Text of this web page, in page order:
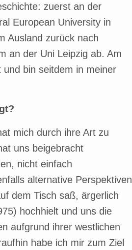
zuerst an der
European University in
Ausland zurück nach
an der Uni Leipzig ab. Am
bin seitdem in meiner
mich durch ihre Art zu
uns beigebracht
nicht einfach
alternative Perspektiven
dem Tisch saß, ärgerlich
hochhielt und uns die
aufgrund ihrer westlichen
habe ich mir zum Ziel